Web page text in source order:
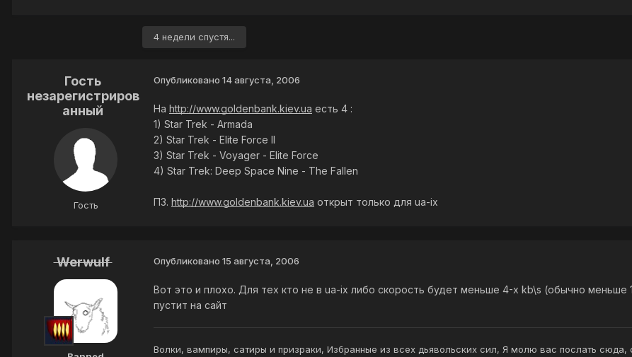
4 недели спустя...
Гость
незарегистриров
анный
Гость
Опубликовано 14 августа, 2006
На http://www.goldenbank.kiev.ua есть 4 :
1) Star Trek - Armada
2) Star Trek - Elite Force II
3) Star Trek - Voyager - Elite Force
4) Star Trek: Deep Space Nine - The Fallen
ПЗ. http://www.goldenbank.kiev.ua открыт только для ua-ix
Werwulf Опубликовано 15 августа, 2006
Вот это и плохо. Для тех кто не в ua-ix либо скорость будет меньше 4-х kb\s (обычно
пустит на сайт
Волки, вампиры, сатиры и призраки, Избранные из всех дьявольских сил, Я молю вас послать